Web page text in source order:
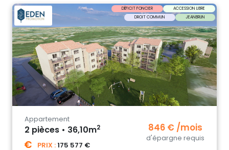
DÉFICIT FONCIER
ACCESSION LIBRE
DROIT COMMUN
JEANBRUN
846 € /mois
d'épargne requis
Appartement
2 pièces • 36,10m2
PRIX : 175 577 €